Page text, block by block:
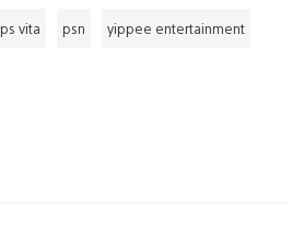
ps vita psn yippee entertainment